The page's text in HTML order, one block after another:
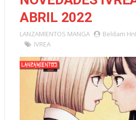
ABRIL 2022
LANZAMIENTOS MANGA Beldam
IVREA